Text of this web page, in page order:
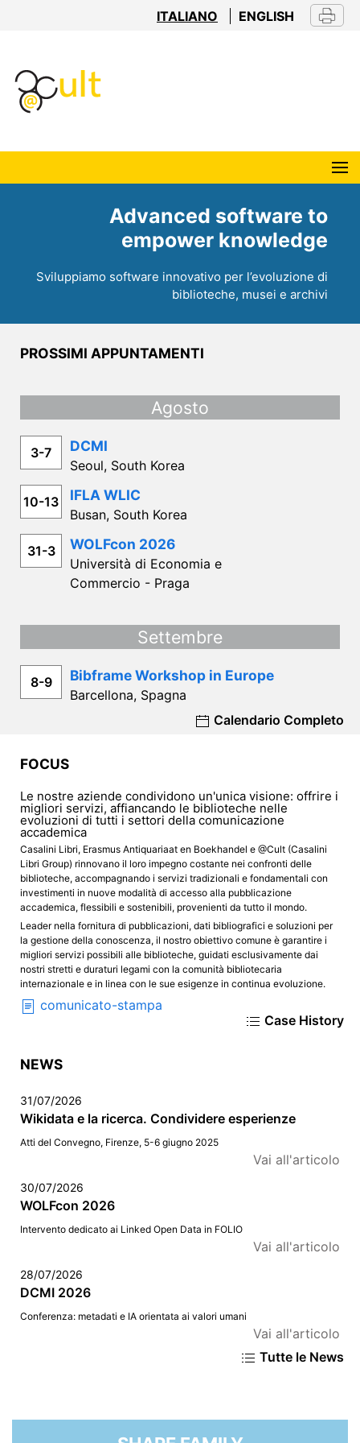
ITALIANO ENGLISH
Advanced software to
empower knowledge
Sviluppiamo software innovativo per l’evoluzione di
biblioteche, musei e archivi
PROSSIMI APPUNTAMENTI
Agosto
3-7 DCMI
Seoul, South Korea
10-13 IFLA WLIC
Busan, South Korea
31-3 WOLFcon 2026
Università di Economia e
Commercio - Praga
Settembre
8-9 Bibframe Workshop in Europe
Barcellona, Spagna
Calendario Completo
FOCUS
Le nostre aziende condividono un'unica visione: offrire i
migliori servizi, affiancando le biblioteche nelle
evoluzioni di tutti i settori della comunicazione
accademica
Casalini Libri, Erasmus Antiquariaat en Boekhandel e @Cult (Casalini
Libri Group) rinnovano il loro impegno costante nei confronti delle
biblioteche, accompagnando i servizi tradizionali e fondamentali con
investimenti in nuove modalità di accesso alla pubblicazione
accademica, flessibili e sostenibili, provenienti da tutto il mondo.
Leader nella fornitura di pubblicazioni, dati bibliografici e soluzioni per
la gestione della conoscenza, il nostro obiettivo comune è garantire i
migliori servizi possibili alle biblioteche, guidati esclusivamente dai
nostri stretti e duraturi legami con la comunità bibliotecaria
internazionale e in linea con le sue esigenze in continua evoluzione.
comunicato-stampa
Case History
NEWS
31/07/2026
Wikidata e la ricerca. Condividere esperienze
Atti del Convegno, Firenze, 5-6 giugno 2025
Vai all'articolo
30/07/2026
WOLFcon 2026
Intervento dedicato ai Linked Open Data in FOLIO
Vai all'articolo
28/07/2026
DCMI 2026
Conferenza: metadati e IA orientata ai valori umani
Vai all'articolo
Tutte le News